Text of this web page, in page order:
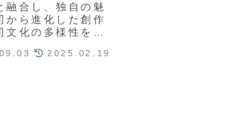
融合し、独自の魅
から進化した創作
文化の多様性を感
2025.02.19